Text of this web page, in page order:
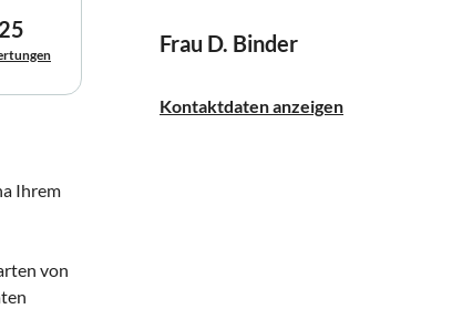
25
Ihrem
von
Frau D. Binder
Kontaktdaten anzeigen